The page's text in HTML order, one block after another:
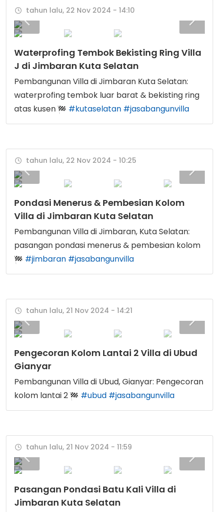
tahun lalu, 22 Nov 2024 - 14:10
Waterprofing Tembok Bekisting Ring Villa
J di Jimbaran Kuta Selatan
Pembangunan Villa di Jimbaran Kuta Selatan:
waterprofing tembok luar barat & bekisting ring
atas kusen
#kutaselatan #jasabangunvilla
tahun lalu, 22 Nov 2024 - 10:25
Pondasi Menerus & Pembesian Kolom
Villa di Jimbaran Kuta Selatan
Pembangunan Villa di Jimbaran, Kuta Selatan:
pasangan pondasi menerus & pembesian kolom
#jimbaran #jasabangunvilla
tahun lalu, 21 Nov 2024 - 14:21
Pengecoran Kolom Lantai 2 Villa di Ubud
Gianyar
Pembangunan Villa di Ubud, Gianyar: Pengecoran
kolom lantai 2
#ubud #jasabangunvilla
tahun lalu, 21 Nov 2024 - 11:59
Pasangan Pondasi Batu Kali Villa di
Jimbaran Kuta Selatan